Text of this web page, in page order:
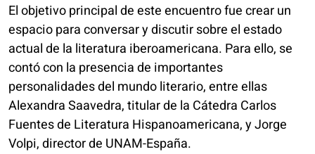
El objetivo principal de este encuentro fue crear un
espacio para conversar y discutir sobre el estado
actual de la literatura iberoamericana. Para ello, se
contó con la presencia de importantes
personalidades del mundo literario, entre ellas
Alexandra Saavedra, titular de la Cátedra Carlos
Fuentes de Literatura Hispanoamericana, y Jorge
Volpi, director de UNAM-España.